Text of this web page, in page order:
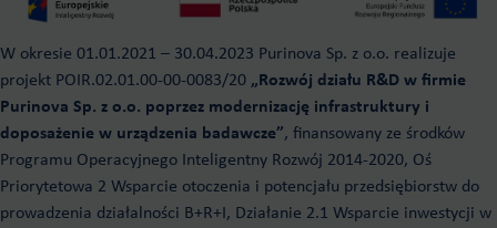
W okresie 01.01.2021 – 30.04.2023 Purinova Sp. z o.o. realizuje
projekt POIR.02.01.00-00-0083/20 „Rozwój działu R&D w firmie
Purinova Sp. z o.o. poprzez modernizację infrastruktury i
doposażenie w urządzenia badawcze”, finansowany ze środków
Programu Operacyjnego Inteligentny Rozwój 2014-2020, Oś
Priorytetowa 2 Wsparcie otoczenia i potencjału przedsiębiorstw do
prowadzenia działalności B+R+I, Działanie 2.1 Wsparcie inwestycji w